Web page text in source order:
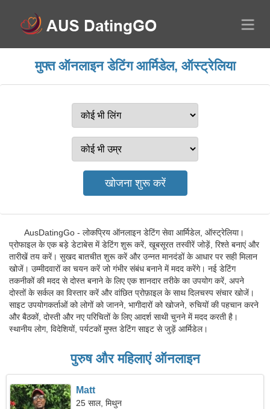
मुफ्त ऑनलाइन डेटिंग आर्मिडेल, ऑस्ट्रेलिया
AusDatingGo - लोकप्रिय ऑनलाइन डेटिंग सेवा आर्मिडेल, ऑस्ट्रेलिया।
प्रोफाइल के एक बड़े डेटाबेस में डेटिंग शुरू करें, खूबसूरत तस्वीरें जोड़ें, रिश्ते बनाएं और
तारीखें तय करें। सुखद बातचीत शुरू करें और उन्नत मानदंडों के आधार पर सही मिलान
खोजें। उम्मीदवारों का चयन करें जो गंभीर संबंध बनाने में मदद करेंगे। नई डेटिंग
तकनीकों की मदद से दोस्त बनाने के लिए एक शानदार तरीके का उपयोग करें, अपने
दोस्तों के सर्कल का विस्तार करें और वांछित प्रोफ़ाइल के साथ दिलचस्प संचार खोजें।
साइट उपयोगकर्ताओं को लोगों को जानने, भागीदारों को खोजने, रुचियों की पहचान करने
और बैठकों, दोस्ती और नए परिचितों के लिए आदर्श साथी चुनने में मदद करती है।
स्थानीय लोग, विदेशियों, पर्यटकों मुफ्त डेटिंग साइट से जुड़ें आर्मिडेल।
पुरुष और महिलाएं ऑनलाइन
Matt
25 साल, मिथुन